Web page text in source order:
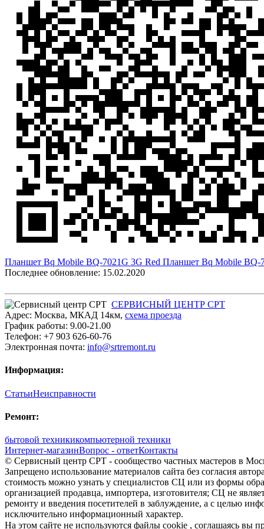
Планшет Bq Mobile BQ-7021G 3G Red Планшет Bq Mobile BQ-
Последнее обновление: 15.02.2020
СЕРВИСНЫЙ ЦЕНТР СРТ
Адрес: Москва, МКАД 14км, cхема проезда
График работы: 9.00-21.00
Телефон: +7 903 626-60-76
Электронная почта: info@srtremont.ru
Информация:
СтатьиНеисправности
Ремонт:
бытовой техникикомпьютерной техники
Интернет-магазинВопрос - ответКонтакты
© Сервисный центр СРТ - сообщество частных мастеров в
Запрещено использование материалов сайта без согласия
стоимость можно узнать у специалистов СЦ или из формы
организацией продавца, импортера, изготовителя; СЦ не
ремонту и введения посетителей в заблуждение, а с целью
исключительно информационный характер.
На этом сайте не используются файлы cookie , соглашаясь вы